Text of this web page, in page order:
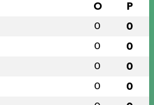
O P
0 0
0 0
0 0
0 0